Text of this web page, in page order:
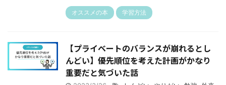
オススメの本 学習方法
【プライベートのバランスが崩れるとし
んどい】優先順位を考えた計画がかなり
重要だと気づいた話